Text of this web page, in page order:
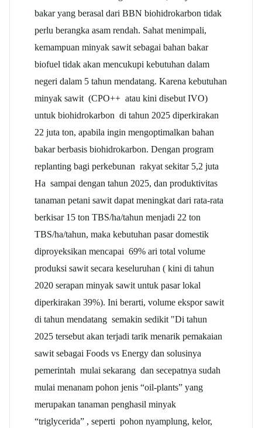
bakar yang berasal dari BBN biohidrokarbon tidak
perlu berangka asam rendah. Sahat menimpali,
kemampuan minyak sawit sebagai bahan bakar
biofuel tidak akan mencukupi kebutuhan dalam
negeri dalam 5 tahun mendatang. Karena kebutuhan
minyak sawit (CPO++ atau kini disebut IVO)
untuk biohidrokarbon di tahun 2025 diperkirakan
22 juta ton, apabila ingin mengoptimalkan bahan
bakar berbasis biohidrokarbon. Dengan program
replanting bagi perkebunan rakyat sekitar 5,2 juta
Ha sampai dengan tahun 2025, dan produktivitas
tanaman petani sawit dapat meningkat dari rata-rata
berkisar 15 ton TBS/ha/tahun menjadi 22 ton
TBS/ha/tahun, maka kebutuhan pasar domestik
diproyeksikan mencapai 69% ari total volume
produksi sawit secara keseluruhan ( kini di tahun
2020 serapan minyak sawit untuk pasar lokal
diperkirakan 39%). Ini berarti, volume ekspor sawit
di tahun mendatang semakin sedikit "Di tahun
2025 tersebut akan terjadi tarik menarik pemakaian
sawit sebagai Foods vs Energy dan solusinya
pemerintah mulai sekarang dan secepatnya sudah
mulai menanam pohon jenis “oil-plants” yang
merupakan tanaman penghasil minyak
“triglycerida” , seperti pohon nyamplung, kelor,